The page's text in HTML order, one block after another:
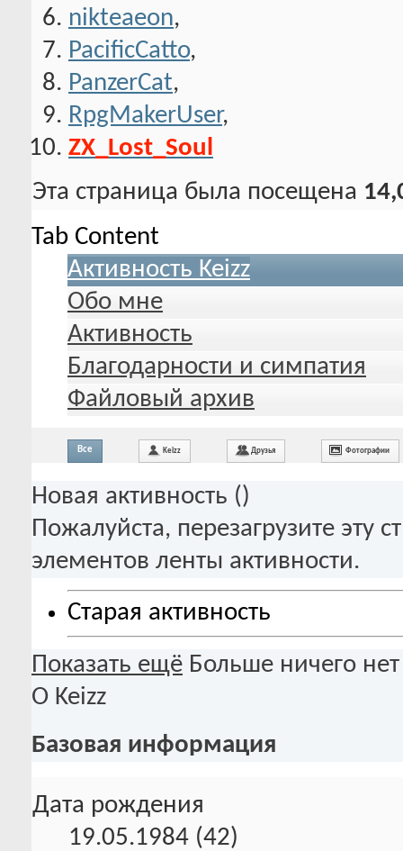
nikteaeon,
PacificCatto,
PanzerCat,
RpgMakerUser,
ZX_Lost_Soul
Эта страница была посещена
Tab Content
Активность Keizz
Обо мне
Активность
Благодарности и симпатия
Файловый архив
Все Keizz Друзья Фотографии
Новая активность ()
Пожалуйста, перезагрузите эту
элементов ленты активности.
Старая активность
Показать ещё Больше ничего нет
О Keizz
Базовая информация
Дата рождения
19.05.1984 (42)